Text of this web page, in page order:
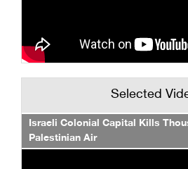
Selected
Israeli Colonial Capital Kills
Palestinian Air